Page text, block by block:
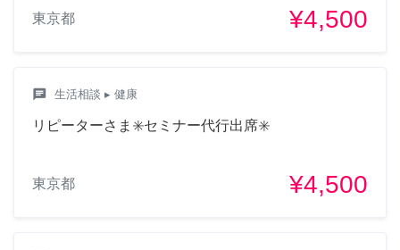
東京都 ¥4,500
chat 生活相談 ▸ 健康
リピーターさま✳️セミナー代行出席✳️
東京都 ¥4,500